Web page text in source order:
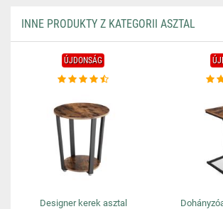
INNE PRODUKTY Z KATEGORII ASZTAL
ÚJDONSÁG
Designer kerek asztal